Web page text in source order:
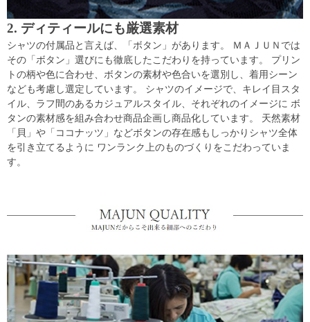
2. ディティールにも厳選素材
シャツの付属品と言えば、「ボタン」があります。 ＭＡＪＵＮでは
その「ボタン」選びにも徹底したこだわりを持っています。 プリン
トの柄や色に合わせ、ボタンの素材や色合いを選別し、着用シーン
なども考慮し選定しています。 シャツのイメージで、キレイ目スタ
イル、ラフ間のあるカジュアルスタイル、それぞれのイメージに ボ
タンの素材感を組み合わせ商品企画し商品化しています。 天然素材
「貝」や「ココナッツ」などボタンの存在感もしっかりシャツ全体
を引き立てるように ワンランク上のものづくりをこだわっていま
す。